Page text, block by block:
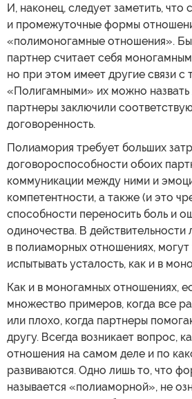
И, наконец, следует заметить, что
и промежуточные формы
«полимоногамные отношения».
партнер считает себя
но при этом имеет другие связи с
«Полигамными» их можно назвать
партнеры заключили
договоренность.
Полиамория требует больших
договороспособности обоих
коммуникации между ними и
компетентности, а также (и это
способности переносить боль и
одиночества. В
в полиаморных отношениях,
испытывать усталость, как и в
Как и в моногамных отношениях,
множество примеров, когда все
или плохо, когда партнеры
другу. Всегда возникает вопрос,
отношения на самом деле и по
развиваются. Одно лишь то, что
называется «полиаморной», не